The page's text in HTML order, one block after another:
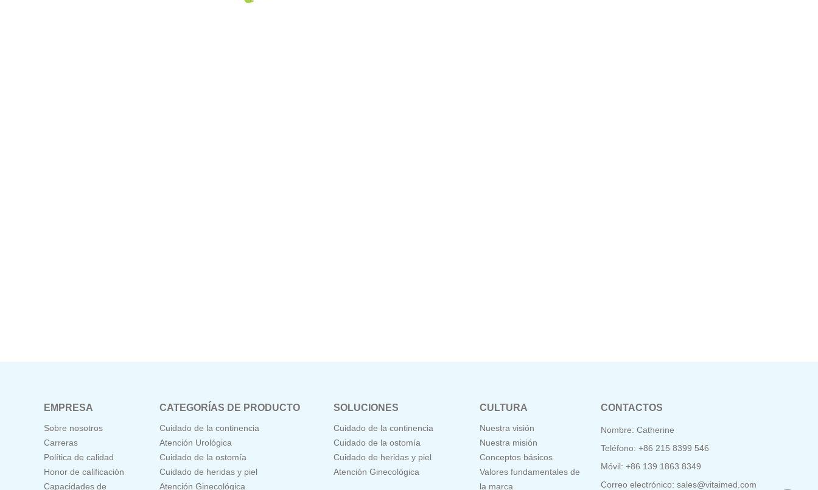
EMPRESA
Sobre nosotros
Carreras
Política de calidad
Honor de calificación
Capacidades de
CATEGORÍAS DE PRODUCTO
Cuidado de la continencia
Atención Urológica
Cuidado de la ostomía
Cuidado de heridas y piel
Atención Ginecológica
SOLUCIONES
Cuidado de la continencia
Cuidado de la ostomía
Cuidado de heridas y piel
Atención Ginecológica
CULTURA
Nuestra visión
Nuestra misión
Conceptos básicos
Valores fundamentales de
la marca
CONTACTOS
Nombre: Catherine
Teléfono: +86 215 8399 546
Móvil: +86 139 1863 8349
Correo electrónico: sales@vitaimed.com